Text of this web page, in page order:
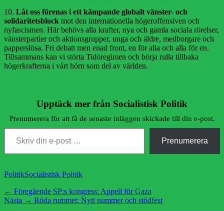
10. Låt oss förenas i ett kämpande globalt vänster- och
solidaritetsblock mot den internationella högeroffensiven och
nyfascismen. Här behövs alla krafter, nya och gamla sociala rörelser,
vänsterpartier och aktionsgrupper, unga och äldre, medborgare och
papperslösa. Fri debatt men enad front, en för alla och alla för en.
Tillsammans kan vi störta Tidöregimen och börja rulla tillbaka
högerkrafterna i vårt hörn som del av världen.
Upptäck mer från Socialistisk Politik
Prenumerera för att få de senaste inläggen skickade till din e-post.
Skriv din e-post …
Prenumerera
Kategorier
PolitikEtiketter
Socialistisk Politik
Inläggsnavigering
← Föregående Föregående
inlägg:
SP:s kongress: Appell för Gaza
Nästa → Nästa
Röda rummet: Nytt nummer och stödfest